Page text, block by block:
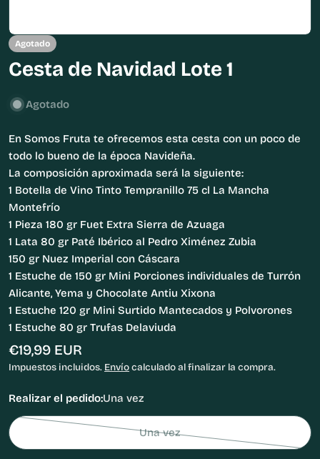
Agotado
Cesta de Navidad Lote 1
Agotado
En Somos Fruta te ofrecemos esta cesta con un poco de
todo lo bueno de la época Navideña.
La composición aproximada será la siguiente:
1 Botella de Vino Tinto Tempranillo 75 cl La Mancha
Montefrío
1 Pieza 180 gr Fuet Extra Sierra de Azuaga
1 Lata 80 gr Paté Ibérico al Pedro Ximénez Zubia
150 gr Nuez Imperial con Cáscara
1 Estuche de 150 gr Mini Porciones individuales de Turrón
Alicante, Yema y Chocolate Antiu Xixona
1 Estuche 120 gr Mini Surtido Mantecados y Polvorones
1 Estuche 80 gr Trufas Delaviuda
Precio
habitual
€19,99 EUR
Impuestos incluidos. Envíocalculado al finalizar la compra.
Realizar el pedido:Una vez
Una vez
Variante